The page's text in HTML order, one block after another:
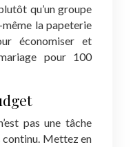
qu’un groupe
la papeterie
économiser et
pour 100
pas une tâche
continu. Mettez en